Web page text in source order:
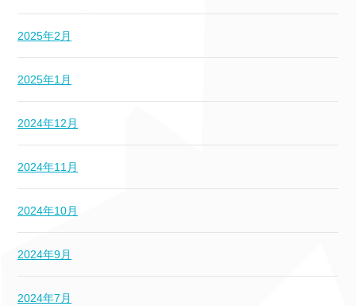
2025年2月
2025年1月
2024年12月
2024年11月
2024年10月
2024年9月
2024年7月